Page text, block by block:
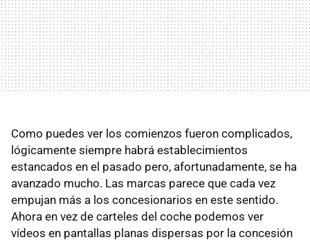
Como puedes ver los comienzos fueron complicados,
lógicamente siempre habrá establecimientos
estancados en el pasado pero, afortunadamente, se ha
avanzado mucho. Las marcas parece que cada vez
empujan más a los concesionarios en este sentido.
Ahora en vez de carteles del coche podemos ver
vídeos en pantallas planas dispersas por la concesión